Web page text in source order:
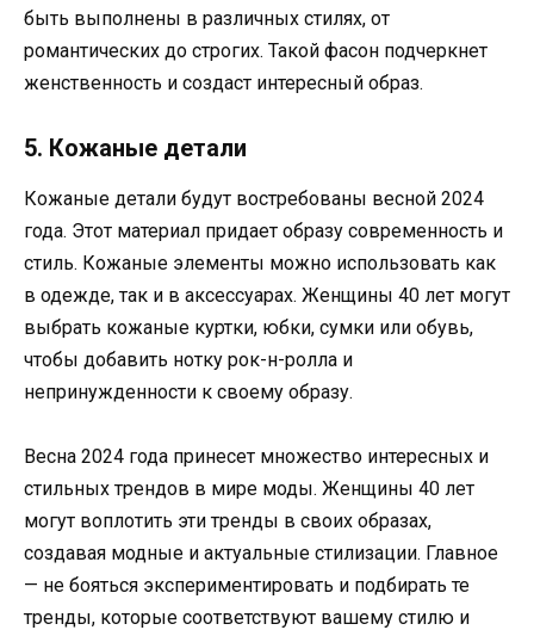
быть выполнены в различных стилях, от
романтических до строгих. Такой фасон подчеркнет
женственность и создаст интересный образ.
5. Кожаные детали
Кожаные детали будут востребованы весной 2024
года. Этот материал придает образу современность и
стиль. Кожаные элементы можно использовать как
в одежде, так и в аксессуарах. Женщины 40 лет могут
выбрать кожаные куртки, юбки, сумки или обувь,
чтобы добавить нотку рок-н-ролла и
непринужденности к своему образу.
Весна 2024 года принесет множество интересных и
стильных трендов в мире моды. Женщины 40 лет
могут воплотить эти тренды в своих образах,
создавая модные и актуальные стилизации. Главное
— не бояться экспериментировать и подбирать те
тренды, которые соответствуют вашему стилю и